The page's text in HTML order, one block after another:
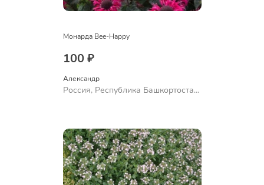
Монарда Bee-Happy
100 ₽
Александр
Россия, Республика Башкортостан,